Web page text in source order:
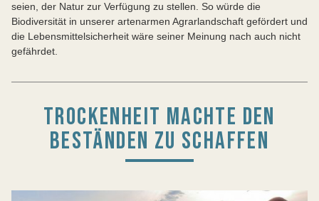
seien, der Natur zur Verfügung zu stellen. So würde die
Biodiversität in unserer artenarmen Agrarlandschaft gefördert und
die Lebensmittelsicherheit wäre seiner Meinung nach auch nicht
gefährdet.
TROCKENHEIT MACHTE DEN
BESTÄNDEN ZU SCHAFFEN